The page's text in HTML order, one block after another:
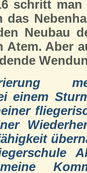
schritt
Neubau
Atem. Aber
einem